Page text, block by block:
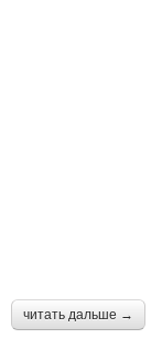
читать дальше →